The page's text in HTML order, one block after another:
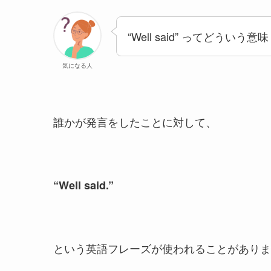
気になる人
“Well said” ってどういう意味
誰かが発言をしたことに対して、
“Well said.”
という英語フレーズが使われることがありま